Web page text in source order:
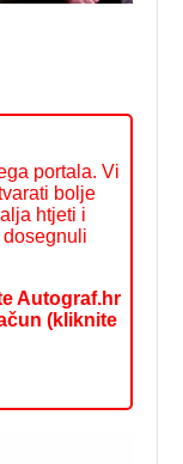
portala. Vi
bolje
htjeti i
Autograf.hr
(kliknite